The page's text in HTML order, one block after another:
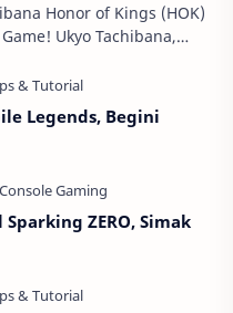
Honor of Kings (HOK)
Ukyo Tachibana,
Legends, Begini
ZERO, Simak